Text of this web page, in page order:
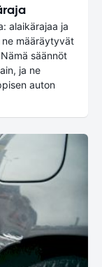
alaikärajaa ja
ne määräytyvät
säännöt
ja ne
auton